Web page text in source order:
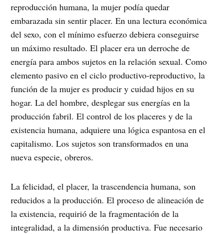
reproducción humana, la mujer podía quedar
embarazada sin sentir placer. En una lectura económica
del sexo, con el mínimo esfuerzo debiera conseguirse
un máximo resultado. El placer era un derroche de
energía para ambos sujetos en la relación sexual. Como
elemento pasivo en el ciclo productivo-reproductivo, la
función de la mujer es producir y cuidad hijos en su
hogar. La del hombre, desplegar sus energías en la
producción fabril. El control de los placeres y de la
existencia humana, adquiere una lógica espantosa en el
capitalismo. Los sujetos son transformados en una
nueva especie, obreros.
La felicidad, el placer, la trascendencia humana, son
reducidos a la producción. El proceso de alineación de
la existencia, requirió de la fragmentación de la
integralidad, a la dimensión productiva. Fue necesario